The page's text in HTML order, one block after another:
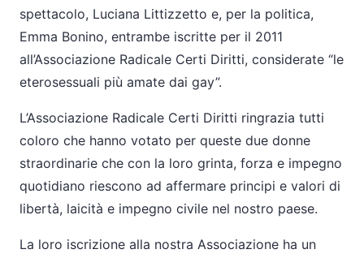
spettacolo, Luciana Littizzetto e, per la politica,
Emma Bonino, entrambe iscritte per il 2011
all’Associazione Radicale Certi Diritti, considerate “le
eterosessuali più amate dai gay”.
L’Associazione Radicale Certi Diritti ringrazia tutti
coloro che hanno votato per queste due donne
straordinarie che con la loro grinta, forza e impegno
quotidiano riescono ad affermare principi e valori di
libertà, laicità e impegno civile nel nostro paese.
La loro iscrizione alla nostra Associazione ha un